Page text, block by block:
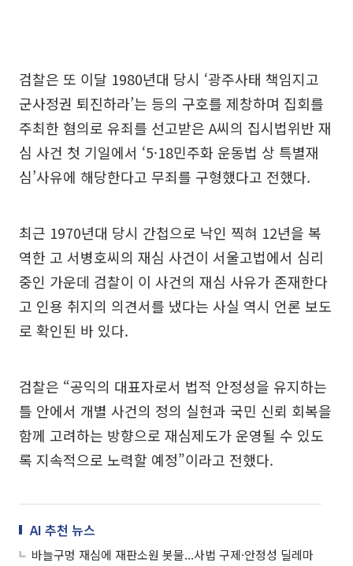
검찰은 또 이달 1980년대 당시 ‘광주사태 책임지고
군사정권 퇴진하라’는 등의 구호를 제창하며 집회를
주최한 혐의로 유죄를 선고받은 A씨의 집시법위반 재
심 사건 첫 기일에서 ‘5·18민주화 운동법 상 특별재
심’사유에 해당한다고 무죄를 구형했다고 전했다.
최근 1970년대 당시 간첩으로 낙인 찍혀 12년을 복
역한 고 서병호씨의 재심 사건이 서울고법에서 심리
중인 가운데 검찰이 이 사건의 재심 사유가 존재한다
고 인용 취지의 의견서를 냈다는 사실 역시 언론 보도
로 확인된 바 있다.
검찰은 “공익의 대표자로서 법적 안정성을 유지하는
틀 안에서 개별 사건의 정의 실현과 국민 신뢰 회복을
함께 고려하는 방향으로 재심제도가 운영될 수 있도
록 지속적으로 노력할 예정”이라고 전했다.
AI 추천 뉴스
바늘구멍 재심에 재판소원 봇물...사법 구제·안정성 딜레마